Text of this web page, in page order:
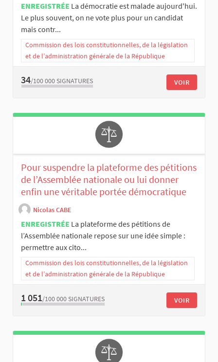
ENREGISTRÉE La démocratie est malade aujourd'hui.
Le plus souvent, on ne vote plus pour un candidat
mais contr...
Commission des lois constitutionnelles, de la législation
et de l’administration générale de la République
34/100 000 SIGNATURES VOIR
Pour suspendre la plateforme des pétitions
de l’Assemblée nationale ou lui donner
enfin une véritable portée démocratique
Nicolas CABE
ENREGISTRÉE La plateforme des pétitions de
l’Assemblée nationale repose sur une idée simple :
permettre aux cito...
Commission des lois constitutionnelles, de la législation
et de l’administration générale de la République
1 051/100 000 SIGNATURES VOIR